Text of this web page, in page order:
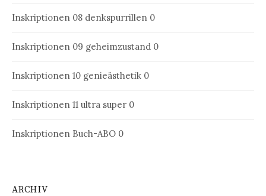
Inskriptionen 08 denkspurrillen 0
Inskriptionen 09 geheimzustand 0
Inskriptionen 10 genieästhetik 0
Inskriptionen 11 ultra super 0
Inskriptionen Buch-ABO 0
ARCHIV